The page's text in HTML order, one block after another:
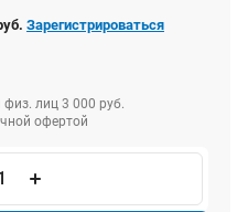
Зарегистрироваться
лиц 3 000 руб.
офертой